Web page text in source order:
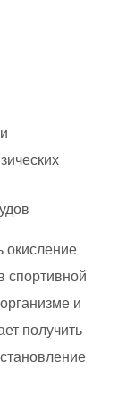
окисление
спортивной
и
получить